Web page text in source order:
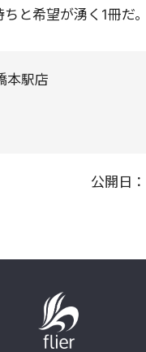
と希望が湧く1冊だ。
本駅店
公開日：